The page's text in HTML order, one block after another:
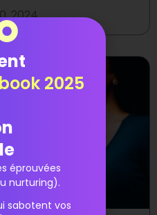
2024
2025
éprouvées
nurturing).
sabotent vos